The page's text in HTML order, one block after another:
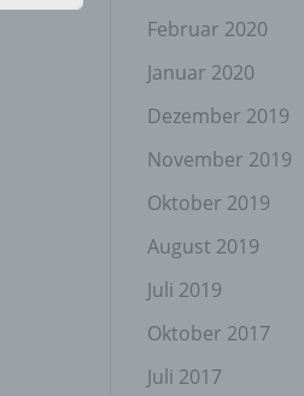
Februar 2020
Januar 2020
Dezember 2019
November 2019
Oktober 2019
August 2019
Juli 2019
Oktober 2017
Juli 2017